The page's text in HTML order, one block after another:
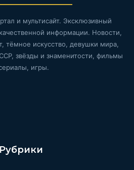
и мультисайт. Эксклюзивный
информации. Новости,
тёмное искусство, девушки мира,
звёзды и знаменитости, фильмы
игры.
Рубрики